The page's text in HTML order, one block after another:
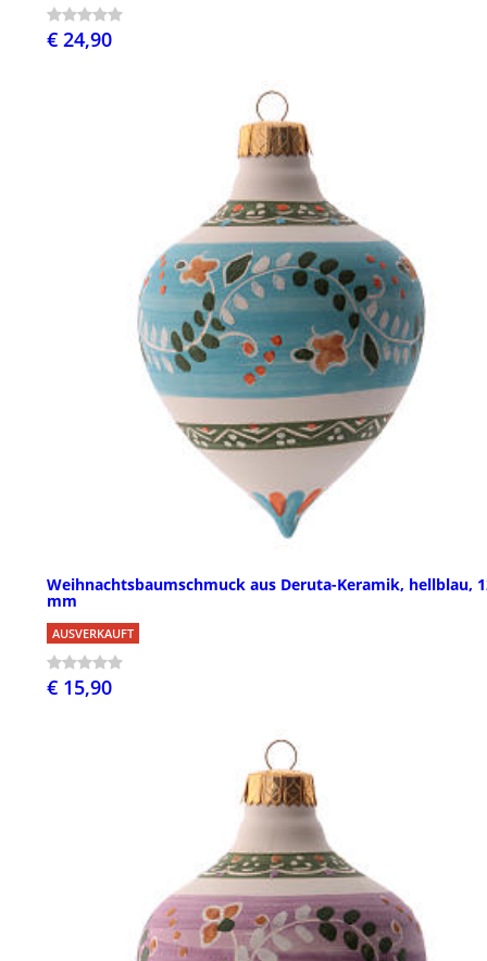
€ 24,90
Weihnachtsbaumschmuck aus Deruta-Keramik, hellblau,
mm
AUSVERKAUFT
€ 15,90